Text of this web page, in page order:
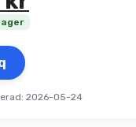
2026-05-24